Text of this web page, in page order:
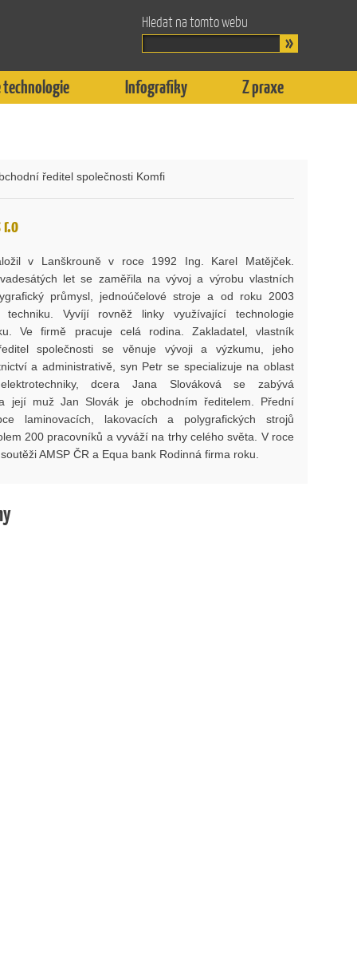
Hledat na tomto webu
technologie Infografiky Z praxe
ředitel společnosti Komfi
v Lanškrouně v roce 1992 Ing. Karel Matějček.
let se zaměřila na vývoj a výrobu vlastních
průmysl, jednoúčelové stroje a od roku 2003
Vyvíjí rovněž linky využívající technologie
Ve firmě pracuje celá rodina. Zakladatel, vlastník
společnosti se věnuje vývoji a výzkumu, jeho
a administrativě, syn Petr se specializuje na oblast
dcera Jana Slováková se zabývá
její muž Jan Slovák je obchodním ředitelem. Přední
laminovacích, lakovacích a polygrafických strojů
200 pracovníků a vyváží na trhy celého světa. V roce
AMSP ČR a Equa bank Rodinná firma roku.